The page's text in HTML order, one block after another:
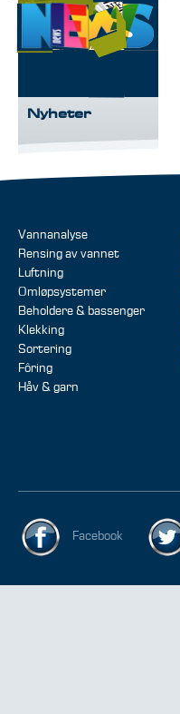
Nyheter
Vannanalyse
Rensing av vannet
Luftning
Omløpsystemer
Beholdere & bassenger
Klekking
Sortering
Fôring
Håv & garn
Facebook